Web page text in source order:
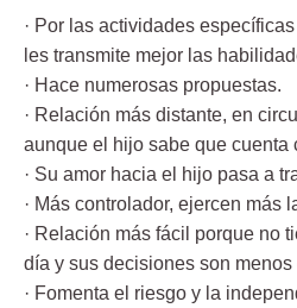
· Por las actividades específicas
les transmite mejor las
· Hace numerosas propuestas.
· Relación más distante, en
aunque el hijo sabe que cuenta
· Su amor hacia el hijo pasa a
· Más controlador, ejercen más
· Relación más fácil porque no
día y sus decisiones son
· Fomenta el riesgo y la